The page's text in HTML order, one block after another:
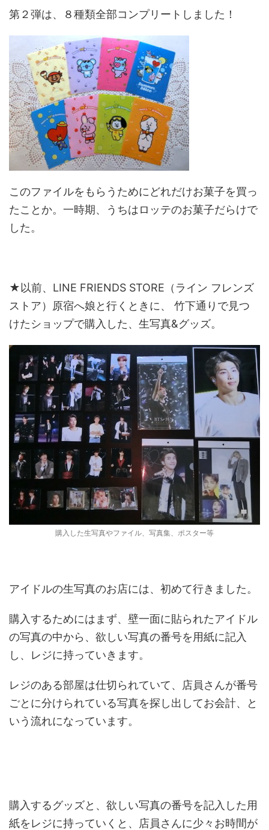
第２弾は、８種類全部コンプリートしました！
このファイルをもらうためにどれだけお菓子を買っ
たことか。一時期、うちはロッテのお菓子だらけで
した。
★以前、LINE FRIENDS STORE（ライン フレンズ
ストア）原宿へ娘と行くときに、 竹下通りで見つ
けたショップで購入した、生写真&グッズ。
購入した生写真やファイル、写真集、ポスター等
アイドルの生写真のお店には、初めて行きました。
購入するためにはまず、壁一面に貼られたアイドル
の写真の中から、欲しい写真の番号を用紙に記入
し、レジに持っていきます。
レジのある部屋は仕切られていて、店員さんが番号
ごとに分けられている写真を探し出してお会計、と
いう流れになっています。
購入するグッズと、欲しい写真の番号を記入した用
紙をレジに持っていくと、店員さんに少々お時間が